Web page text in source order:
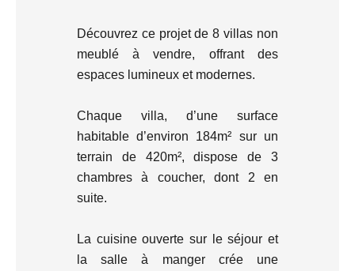
Découvrez ce projet de 8 villas non
meublé à vendre, offrant des
espaces lumineux et modernes.
Chaque villa, d’une surface
habitable d’environ 184m² sur un
terrain de 420m², dispose de 3
chambres à coucher, dont 2 en
suite.
La cuisine ouverte sur le séjour et
la salle à manger crée une